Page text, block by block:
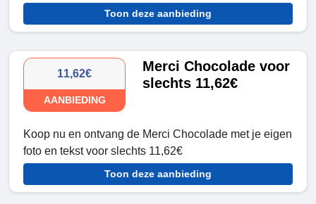
Toon deze aanbieding
11,62€
AANBIEDING
Merci Chocolade voor
slechts 11,62€
Koop nu en ontvang de Merci Chocolade met je eigen
foto en tekst voor slechts 11,62€
Toon deze aanbieding